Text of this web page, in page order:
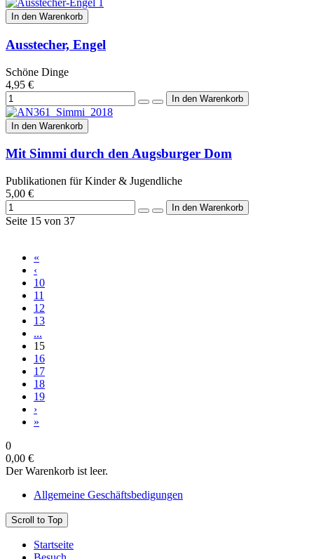
In den Warenkorb
Ausstecher, Engel
Schöne Dinge
4,95 €
In den Warenkorb
Mit Simmi durch den Augsburger Dom
Publikationen für Kinder & Jugendliche
5,00 €
Seite 15 von 37
«
‹
10
11
12
13
...
15
16
17
18
19
›
»
0
0,00 €
Der Warenkorb ist leer.
Allgemeine Geschäftsbedigungen
Scroll to Top
Startseite